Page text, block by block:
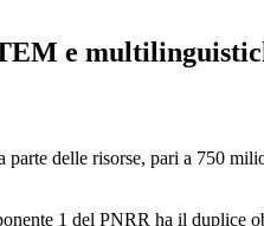
e
delle risorse, pari a 750
1 del PNRR ha il